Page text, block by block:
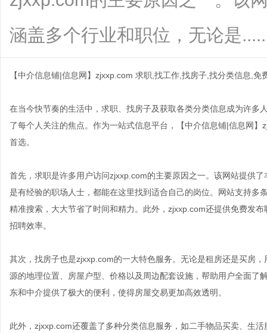
涵盖多个行业和职位，无论是
【中介信息铺|信息网】zjxxp.com 求职,找工作,找房子,找分类信息,免
在当今快节奏的生活中，求职、找房子及获取各类分类信息成为许多
了每个人关注的焦点。作为一站式信息平台，【中介信息铺|信息网
首选。
首先，求职是许多用户访问zjxxp.com的主要原因之一。该网站提供
是有经验的职场人士，都能在这里找到适合自己的岗位。网站支持多
精准搜索，大大节省了时间和精力。此外，zjxxp.com还提供免费发
招聘效率。
其次，找房子也是zjxxp.com的一大特色服务。无论是租房还是买房
源的地理位置、房屋户型、价格以及周边配套设施，帮助用户全面了
东和中介提供了极大的便利，使得房屋交易更加高效透明。
此外，zjxxp.com还覆盖了多种分类信息服务，如二手物品买卖、生